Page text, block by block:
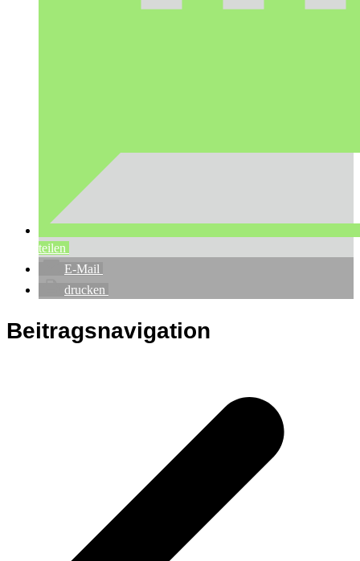
teilen
E-Mail
drucken
Beitragsnavigation